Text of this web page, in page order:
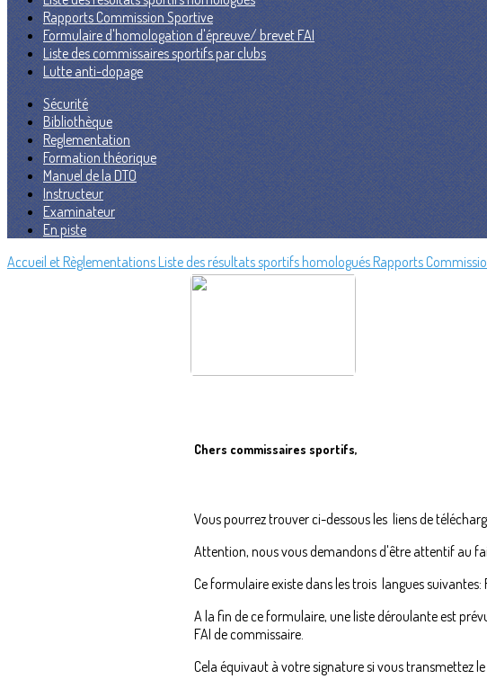
Rapports Commission Sportive
Formulaire d'homologation d'épreuve/ brevet FAI
Liste des commissaires sportifs par clubs
Lutte anti-dopage
Sécurité
Bibliothèque
Reglementation
Formation théorique
Manuel de la DTO
Instructeur
Examinateur
En piste
Accueil et Règlementations Liste des résultats sportifs homologués Rapports
Chers commissaires sportifs,
Vous pourrez trouver ci-dessous les liens de
Attention, nous vous demandons d'être attentif au
Ce formulaire existe dans les trois langues suivantes:
A la fin de ce formulaire, une liste déroulante est
FAI de commissaire.
Cela équivaut à votre signature si vous transmettez le